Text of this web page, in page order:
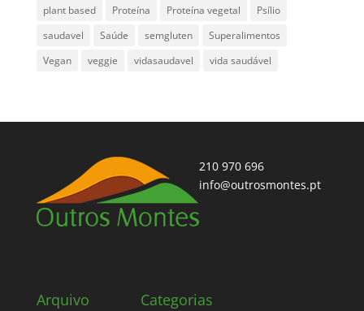
plant based
Proteína Proteína vegetal
Psílio
saudavel
Saúde semgluten
Superalimentos
Vegan
veggie vidasaudavel vida saudável
210 970 696
info@outrosmontes.pt
Arquivo Categorias